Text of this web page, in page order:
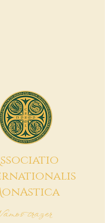
ssociatio
onAstica
trazer